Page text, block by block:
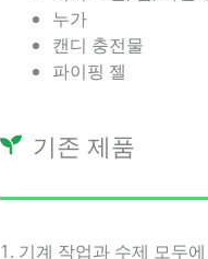
누가
캔디 충전물
파이핑 젤
기존 제품
1. 기계 작업과 수제 모두